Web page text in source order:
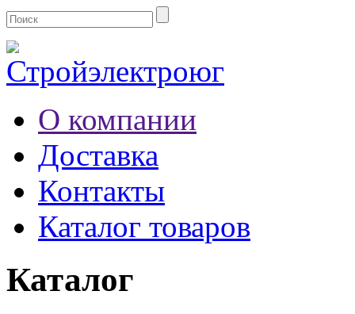
О компании
Доставка
Контакты
Каталог товаров
Каталог